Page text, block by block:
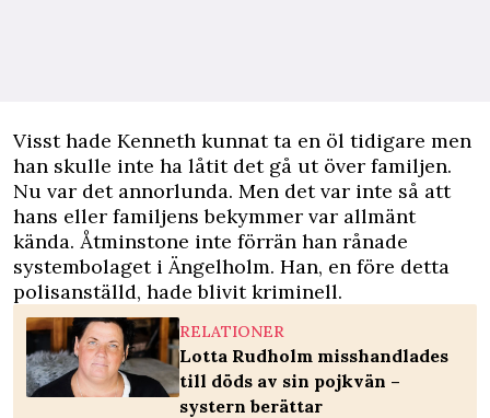
Visst hade Kenneth kunnat ta en öl tidigare men
han skulle inte ha låtit det gå ut över familjen.
Nu var det annorlunda. Men det var inte så att
hans eller familjens bekymmer var allmänt
kända. Åtminstone inte förrän han rånade
systembolaget i Ängelholm. Han, en före detta
polisanställd, hade blivit kriminell.
RELATIONER
Lotta Rudholm misshandlades
till döds av sin pojkvän –
systern berättar